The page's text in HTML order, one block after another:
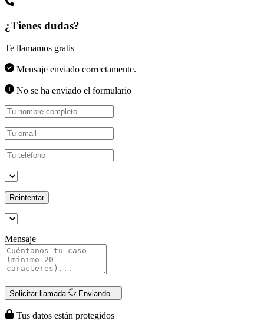
¿Tienes dudas?
Te llamamos gratis
Mensaje enviado correctamente.
No se ha enviado el formulario
Reintentar
Mensaje
Solicitar llamada Enviando...
Tus datos están protegidos